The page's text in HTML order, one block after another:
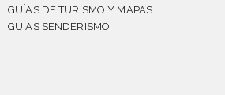
GUÍAS DE TURISMO Y MAPAS
GUÍAS SENDERISMO